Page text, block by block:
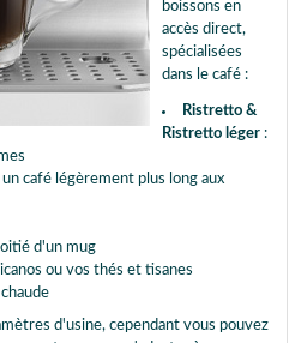
boissons en
accès direct,
spécialisées
dans le café :
Ristretto &
Ristretto léger :
un café légèrement plus long aux
d'un mug
ou vos thés et tisanes
d'usine, cependant vous pouvez